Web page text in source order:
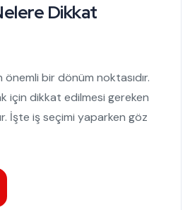
Dikkat
önemli bir dönüm noktasıdır.
için dikkat edilmesi gereken
İşte iş seçimi yaparken göz